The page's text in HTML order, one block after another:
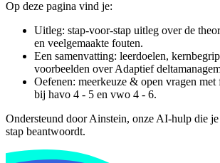
Op deze pagina vind je:
Uitleg: stap-voor-stap uitleg over de
en veelgemaakte fouten.
Een samenvatting: leerdoelen,
voorbeelden overAdaptief
Oefenen: meerkeuze & open vragen met
bij havo 4 - 5 en vwo 4 - 6.
Ondersteund door Ainstein, onze AI-hulp die
stap beantwoordt.